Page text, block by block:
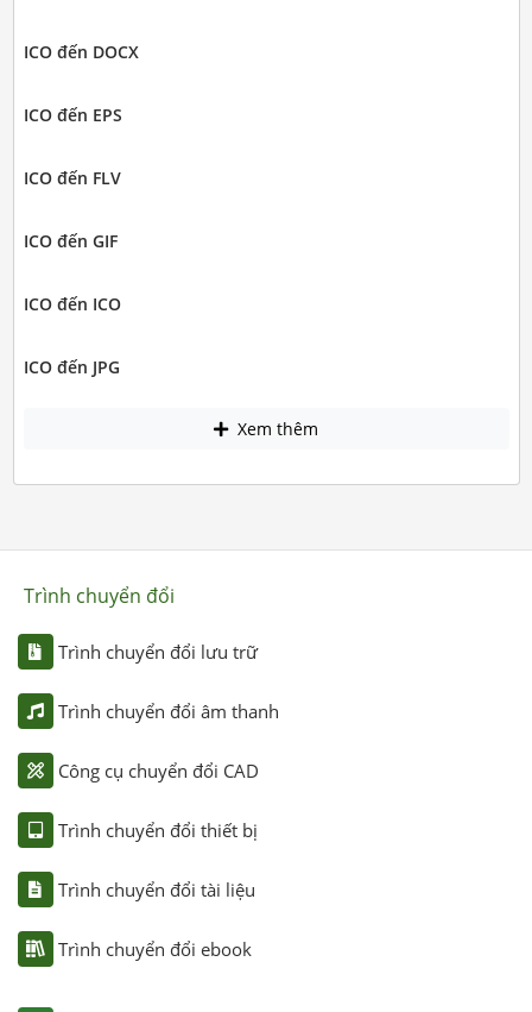
ICO đến DOCX
ICO đến EPS
ICO đến FLV
ICO đến GIF
ICO đến ICO
ICO đến JPG
Xem thêm
Trình chuyển đổi
Trình chuyển đổi lưu trữ
Trình chuyển đổi âm thanh
Công cụ chuyển đổi CAD
Trình chuyển đổi thiết bị
Trình chuyển đổi tài liệu
Trình chuyển đổi ebook